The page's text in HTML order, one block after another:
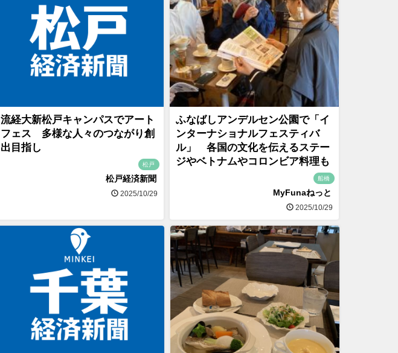
流経大新松戸キャンパスでアート
フェス 多様な人々のつながり創
出目指し
松戸
松戸経済新聞
2025/10/29
ふなばしアンデルセン公園で「イ
ンターナショナルフェスティバ
ル」 各国の文化を伝えるステー
ジやベトナムやコロンビア料理も
船橋
MyFunaねっと
2025/10/29